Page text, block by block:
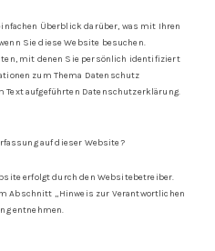
Überblick darüber, was mit Ihren
Sie diese Website besuchen.
mit denen Sie persönlich identifiziert
zum Thema Datenschutz
aufgeführten Datenschutzerklärung.
auf dieser Website?
erfolgt durch den Websitebetreiber.
Abschnitt „Hinweis zur Verantwortlichen
entnehmen.